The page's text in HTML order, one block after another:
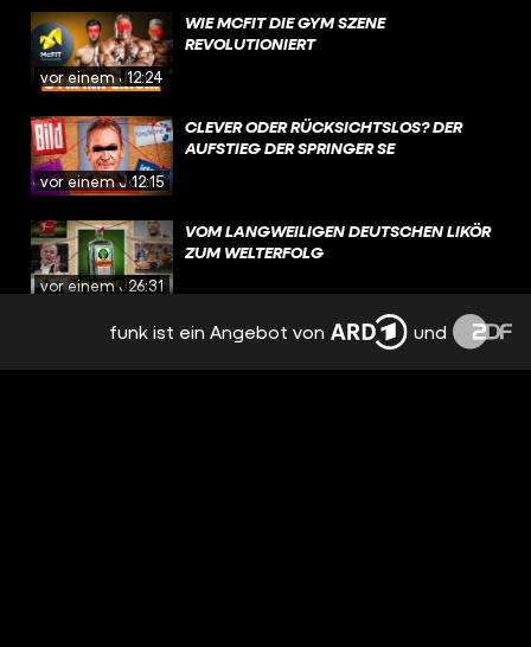
vor einem Jahr
12:24
WIE MCFIT DIE GYM SZENE
REVOLUTIONIERT
vor einem Jahr
12:15
CLEVER ODER RÜCKSICHTSLOS? DER
AUFSTIEG DER SPRINGER SE
vor einem Jahr
26:31
VOM LANGWEILIGEN DEUTSCHEN LIKÖR
ZUM WELTERFOLG
DIE GEHEIMEN GELDMASCHINEN DER
SUPERREICHEN: FAMILY OFFICES
funk ist ein Angebot von und